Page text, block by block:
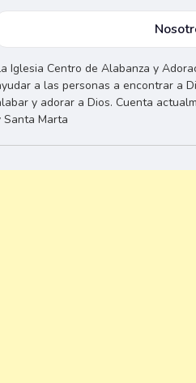
Iglesia Centro de Alabanza y
a las personas a encontrar a
y adorar a Dios. Cuenta
Santa Marta